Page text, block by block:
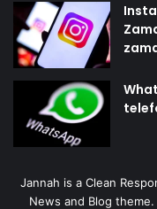
Jannah is a Clean
News and Blog